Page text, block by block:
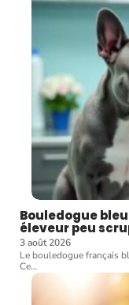
Bouledogue
éleveur peu
3 août 2026
Le bouledogue français
Ce…